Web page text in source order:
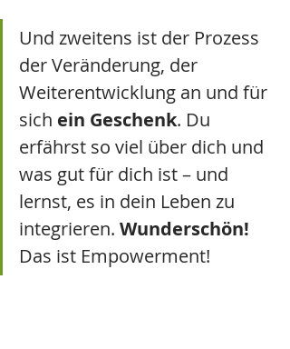
Und zweitens ist der Prozess
der Veränderung, der
Weiterentwicklung an und für
sich ein Geschenk. Du
erfährst so viel über dich und
was gut für dich ist – und
lernst, es in dein Leben zu
integrieren. Wunderschön!
Das ist Empowerment!